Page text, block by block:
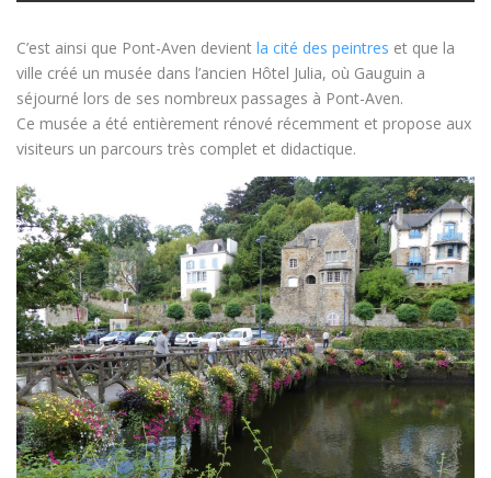
C’est ainsi que Pont-Aven devient la cité des peintres et que la
ville créé un musée dans l’ancien Hôtel Julia, où Gauguin a
séjourné lors de ses nombreux passages à Pont-Aven.
Ce musée a été entièrement rénové récemment et propose aux
visiteurs un parcours très complet et didactique.